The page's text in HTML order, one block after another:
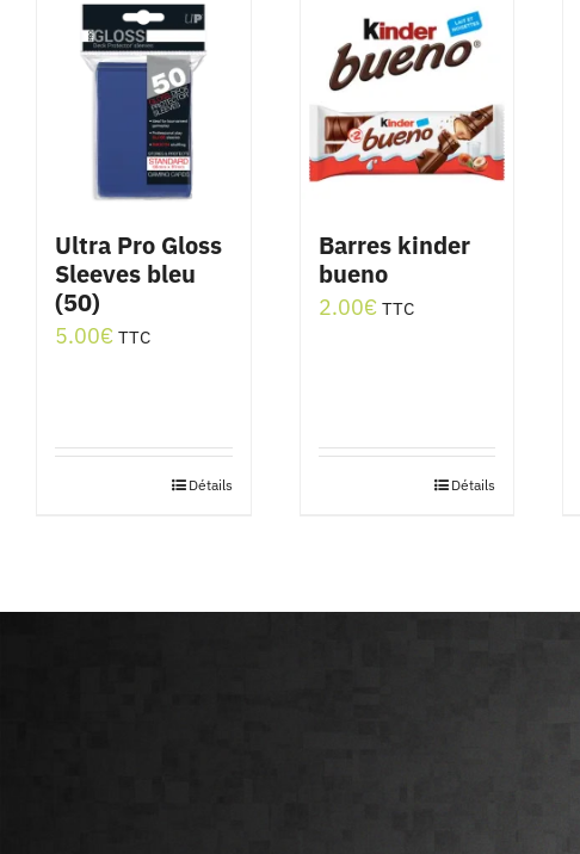
Ultra Pro Gloss
Sleeves bleu
(50)
5.00€ TTC
Détails
Barres kinder
bueno
2.00€ TTC
Détails